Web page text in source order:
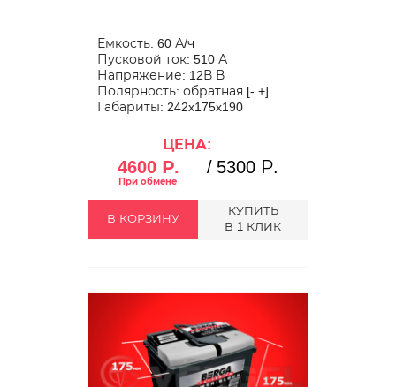
Емкость: 60 А/ч
Пусковой ток: 510 А
Напряжение: 12В В
Полярность: обратная [- +]
Габариты: 242x175x190
ЦЕНА:
4600 Р. / 5300 Р.
В КОРЗИНУ
КУПИТЬ
В 1 КЛИК